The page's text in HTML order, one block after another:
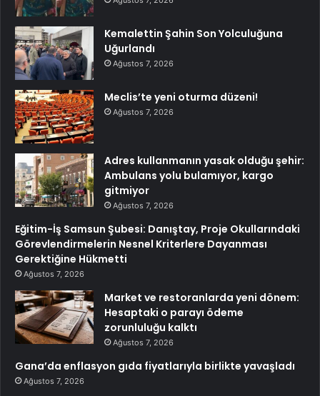
Kemalettin Şahin Son Yolculuğuna
Uğurlandı
Ağustos 7, 2026
Meclis’te yeni oturma düzeni!
Ağustos 7, 2026
Adres kullanmanın yasak olduğu şehir:
Ambulans yolu bulamıyor, kargo
gitmiyor
Ağustos 7, 2026
Eğitim-İş Samsun Şubesi: Danıştay, Proje Okullarındaki
Görevlendirmelerin Nesnel Kriterlere Dayanması
Gerektiğine Hükmetti
Ağustos 7, 2026
Market ve restoranlarda yeni dönem:
Hesaptaki o parayı ödeme
zorunluluğu kalktı
Ağustos 7, 2026
Gana’da enflasyon gıda fiyatlarıyla birlikte yavaşladı
Ağustos 7, 2026